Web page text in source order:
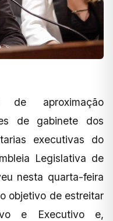
de aproximação
de gabinete dos
executivas do
Legislativa de
nesta quarta-feira
objetivo de estreitar
e Executivo e,